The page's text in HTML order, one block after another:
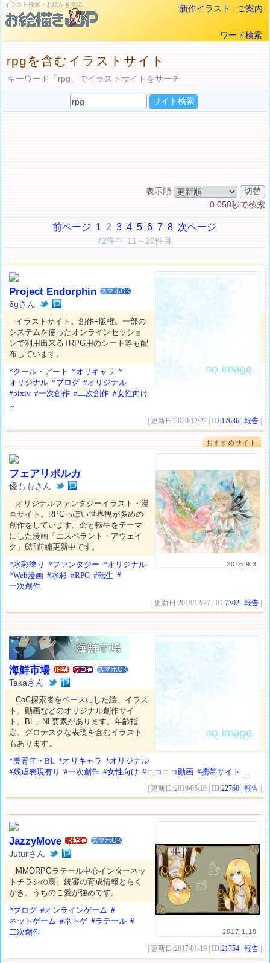
イラスト検索・お絵かき交流 新作イラスト | ご案内
ワード検索
rpgを含むイラストサイト
キーワード「rpg」でイラストサイトをサーチ
表示順
0.050秒で検索
前ページ 1 2 3 4 5 6 7 8 次ページ
72件中 11～20件目
Project Endorphin スマホOK
6gさん
イラストサイト。創作+版権。一部の
システムを使ったオンラインセッショ
ンで利用出来るTRPG用のシート等も配
布しています。
*クール・アート
*オリキャラ *
オリジナル *ブログ #オリジナル
#pixiv #一次創作 #二次創作 #女性向け
...
| 更新日:2020/12/22 | ID:17636 |報告
おすすめサイト
2016.9.3
フェアリポルカ
優ももさん
オリジナルファンタジーイラスト・漫
画サイト。RPGっぽい世界観が多めの
創作をしています。命と転生をテーマ
にした漫画「エスペラント・アウェイ
ク」6話前編更新中です。
*水彩塗り
*ファンタジー *オリジナル
*Web漫画 #水彩 #RPG #転生 #
一次創作
| 更新日:2019/12/27 | ID:7302 |報告
海鮮市場 スマホOK
Takaさん
CoC探索者をベースにした絵、イラス
ト、動画などのオリジナル創作サイ
ト。BL、NL要素があります。年齢指
定、グロテスクな表現を含むイラスト
もあります。
*美青年・BL *オリキャラ *オリジナル
#残虐表現有り
#一次創作 #女性向け #ニコニコ動画 #携帯サイト ...
| 更新日:2019/05/16 | ID:22760 |報告
2017.1.19
JazzyMove スマホOK
Juturさん
MMORPGラテール中心インターネッ
トチラシの裏。銃審の育成情報とらく
がき。うちのこ愛が強めです。
*ブログ #オンラインゲーム #
ネットゲーム #ネトゲ #ラテール #
二次創作
| 更新日:2017/01/19 | ID:21754 |報告